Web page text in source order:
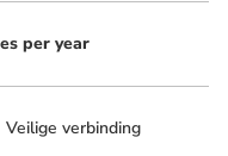
per year
Veilige verbinding